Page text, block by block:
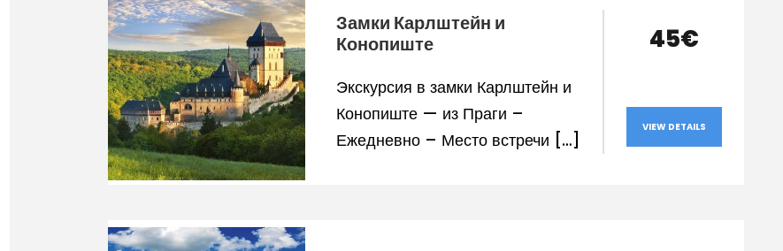
Замки Карлштейн и
Конопиште
Экскурсия в замки Карлштейн и
Конопиште — из Праги –
Ежедневно – Место встречи […]
45€
VIEW DETAILS